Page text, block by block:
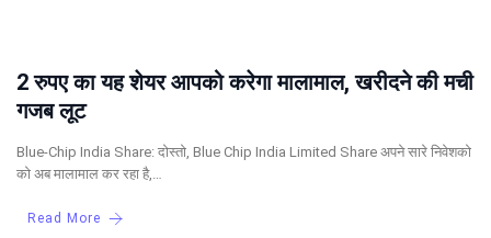
2 रुपए का यह शेयर आपको करेगा मालामाल, खरीदने की मची
गजब लूट
Blue-Chip India Share: दोस्तो, Blue Chip India Limited Share अपने सारे निवेशको
को अब मालामाल कर रहा है,…
Read More